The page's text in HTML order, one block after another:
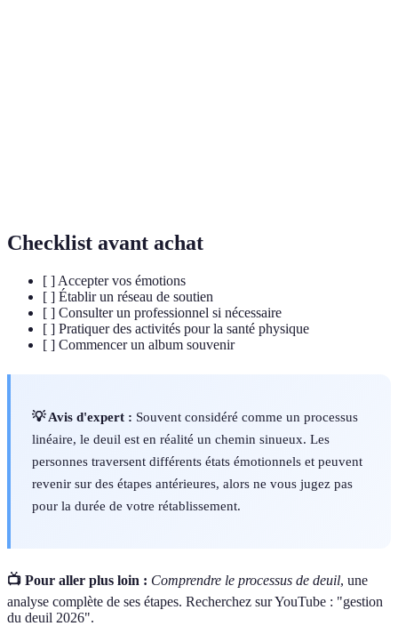
Checklist avant achat
[ ] Accepter vos émotions
[ ] Établir un réseau de soutien
[ ] Consulter un professionnel si nécessaire
[ ] Pratiquer des activités pour la santé physique
[ ] Commencer un album souvenir
💡 Avis d'expert : Souvent considéré comme un processus
linéaire, le deuil est en réalité un chemin sinueux. Les
personnes traversent différents états émotionnels et peuvent
revenir sur des étapes antérieures, alors ne vous jugez pas
pour la durée de votre rétablissement.
📺 Pour aller plus loin : Comprendre le processus de deuil, une
analyse complète de ses étapes. Recherchez sur YouTube : "gestion
du deuil 2026".